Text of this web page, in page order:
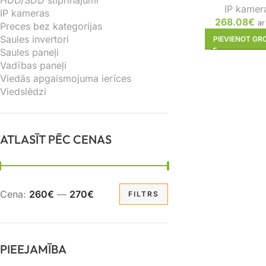
IP kameras
Preces bez kategorijas
Saules invertori
Saules paneļi
Vadības paneļi
Viedās apgaismojuma ierīces
Viedslēdzi
ATLASĪT PĒC CENAS
FILTRS
Cena: 260€ — 270€
PIEEJAMĪBA
IP
268.08€ ar
PIEVIENOT